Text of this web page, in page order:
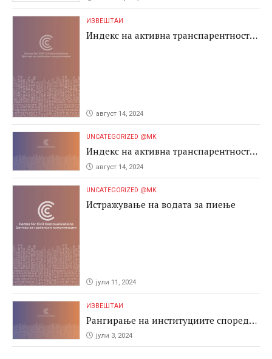
ИЗВЕШТАИ
Индекс на активна транспарентност
август 14, 2024
UNCATEGORIZED @MK
Индекс на активна транспарентност
2024август 14, 2024
UNCATEGORIZED @MK
Истражување на водата за пиење
јули 11, 2024
ИЗВЕШТАИ
Рангирање на институциите според
антикорупциските перформаси во
јавните набавки
јули 3, 2024